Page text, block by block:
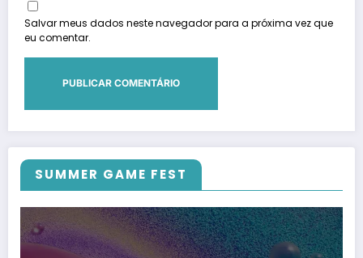
Salvar meus dados neste navegador para a próxima vez que
eu comentar.
SUMMER GAME FEST